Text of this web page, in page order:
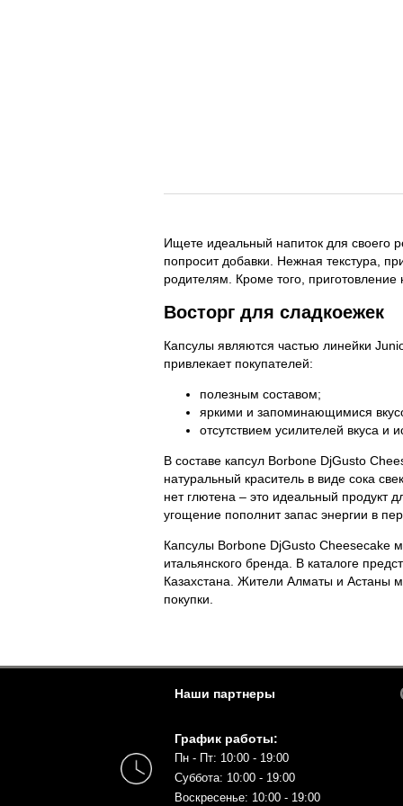
Ищете идеальный напиток для
попросит добавки. Нежная текстура,
их родителям. Кроме того,
Восторг для сладкоежек
Капсулы являются частью линейки
привлекает покупателей:
полезным составом;
яркими и запоминающимися
отсутствием усилителей вкуса и
В составе капсул Borbone DjGusto
натуральный краситель в виде сока
также нет глютена – это идеальный
или обеду. Это угощение пополнит
Капсулы Borbone DjGusto Cheesecake
итальянского бренда. В каталоге
территории Казахстана. Жители
оформления покупки.
Наши партнеры
График работы:
Суббота: 10:00 - 19:00